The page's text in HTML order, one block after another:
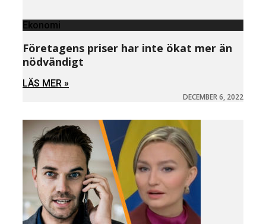
Ekonomi
Företagens priser har inte ökat mer än
nödvändigt
LÄS MER »
DECEMBER 6, 2022